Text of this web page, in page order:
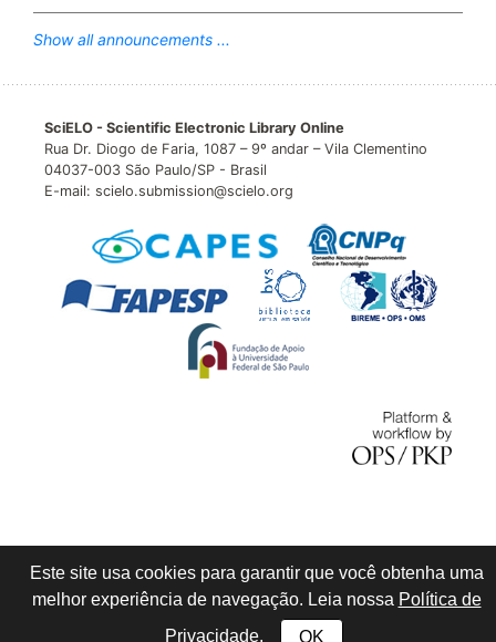
Show all announcements ...
SciELO - Scientific Electronic Library Online
Rua Dr. Diogo de Faria, 1087 – 9º andar – Vila Clementino
04037-003 São Paulo/SP - Brasil
E-mail: scielo.submission@scielo.org
Este site usa cookies para garantir que você obtenha uma
melhor experiência de navegação. Leia nossa Política de
Privacidade. OK